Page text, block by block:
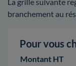
branchement au
Pour vous
Montant HT